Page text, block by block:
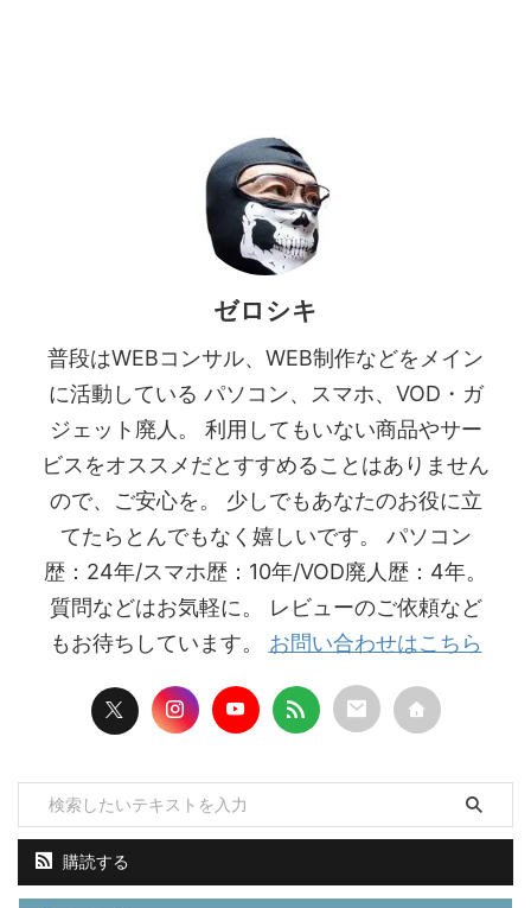
ゼロシキ
普段はWEBコンサル、WEB制作などをメイン
に活動している パソコン、スマホ、VOD・ガ
ジェット廃人。 利用してもいない商品やサー
ビスをオススメだとすすめることはありません
ので、ご安心を。 少しでもあなたのお役に立
てたらとんでもなく嬉しいです。 パソコン
歴：24年/スマホ歴：10年/VOD廃人歴：4年。
質問などはお気軽に。 レビューのご依頼など
もお待ちしています。 お問い合わせはこちら
購読する